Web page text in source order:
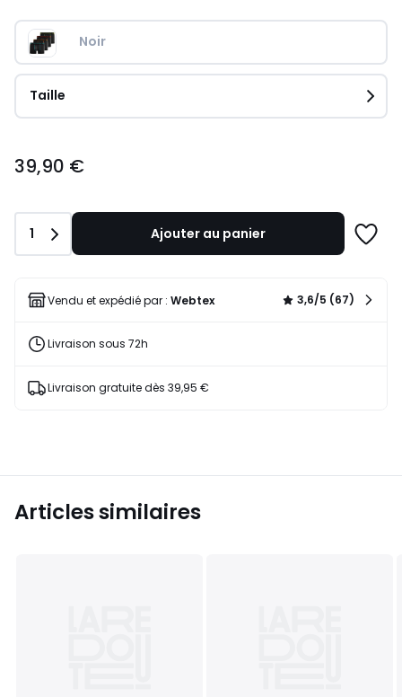
Noir
Taille
€.
39,90 €
Quantité
1 Ajouter au panier
liste
Vendu et expédié par : Webtex 3,6/5 (67)
Livraison sous 72h
Livraison gratuite dès 39,95 €
Articles similaires